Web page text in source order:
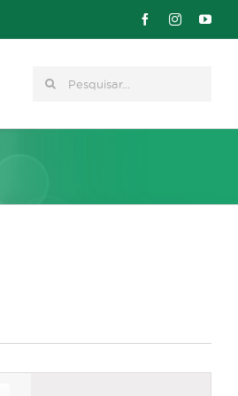
Pesquisar